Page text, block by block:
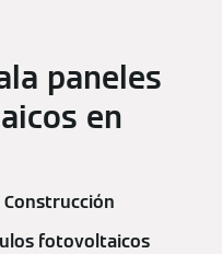
paneles
en
fotovoltaicos